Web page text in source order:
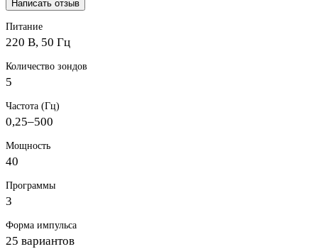
Написать отзыв
Питание
220 В, 50 Гц
Количество зондов
5
Частота (Гц)
0,25–500
Мощность
40
Программы
3
Форма импульса
25 вариантов